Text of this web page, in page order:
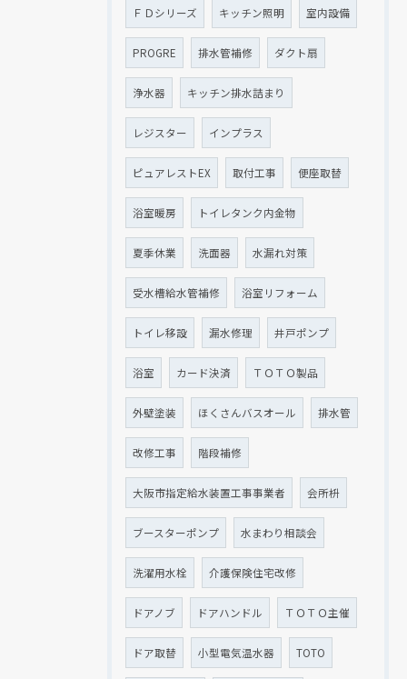
ＦＤシリーズ キッチン照明 室内設備
PROGRE 排水管補修 ダクト扇
浄水器 キッチン排水詰まり
レジスター インプラス
ピュアレストEX 取付工事 便座取替
浴室暖房 トイレタンク内金物
夏季休業 洗面器 水漏れ対策
受水槽給水管補修 浴室リフォーム
トイレ移設 漏水修理 井戸ポンプ
浴室 カード決済 ＴＯＴＯ製品
外壁塗装 ほくさんバスオール 排水管
改修工事 階段補修
大阪市指定給水装置工事事業者 会所枡
ブースターポンプ 水まわり相談会
洗濯用水栓 介護保険住宅改修
ドアノブ ドアハンドル ＴＯＴＯ主催
ドア取替 小型電気温水器 TOTO